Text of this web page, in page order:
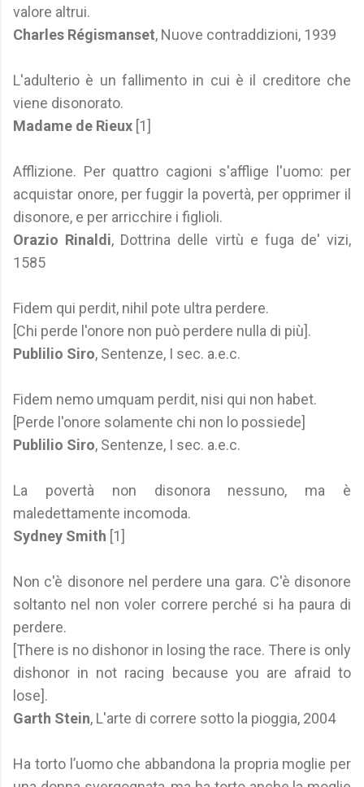
valore altrui.
Charles Régismanset, Nuove contraddizioni, 1939
L'adulterio è un fallimento in cui è il creditore che
viene disonorato.
Madame de Rieux [1]
Afflizione. Per quattro cagioni s'afflige l'uomo: per
acquistar onore, per fuggir la povertà, per opprimer il
disonore, e per arricchire i figlioli.
Orazio Rinaldi, Dottrina delle virtù e fuga de' vizi,
1585
Fidem qui perdit, nihil pote ultra perdere.
[Chi perde l'onore non può perdere nulla di più].
Publilio Siro, Sentenze, I sec. a.e.c.
Fidem nemo umquam perdit, nisi qui non habet.
[Perde l'onore solamente chi non lo possiede]
Publilio Siro, Sentenze, I sec. a.e.c.
La povertà non disonora nessuno, ma è
maledettamente incomoda.
Sydney Smith [1]
Non c'è disonore nel perdere una gara. C'è disonore
soltanto nel non voler correre perché si ha paura di
perdere.
[There is no dishonor in losing the race. There is only
dishonor in not racing because you are afraid to
lose].
Garth Stein, L'arte di correre sotto la pioggia, 2004
Ha torto l’uomo che abbandona la propria moglie per